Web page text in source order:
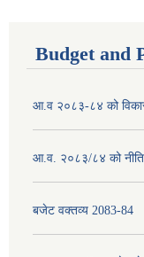
Budget and
आ.व २०८३-८४ को
आ.व. २०८३/८४ को नीति
बजेट वक्तव्य 2083-84